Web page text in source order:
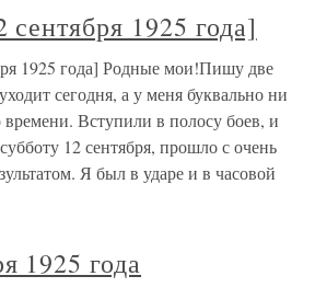
1925 года]
1925 года] Родные мои!Пишу две
сегодня, а у меня буквально ни
Вступили в полосу боев, и
12 сентября, прошло с очень
Я был в ударе и в часовой
1925 года